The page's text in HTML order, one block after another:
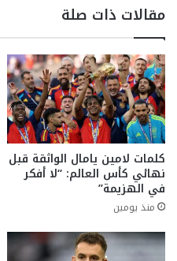
مقالات ذات صلة
كلمات لامين يامال الواثقة قبل
نهائي كأس العالم: “لا أفكر
في الهزيمة”
منذ يومين